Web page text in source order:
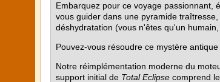
Embarquez pour ce voyage passionnant,
vous guider dans une pyramide
déshydratation (vous n'êtes qu'un humain,
Pouvez-vous résoudre ce mystère
Notre réimplémentation moderne du
support initial de Total Eclipse comprend